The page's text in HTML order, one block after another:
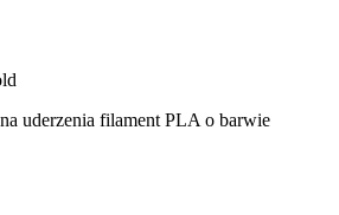
uderzenia filament PLA o barwie